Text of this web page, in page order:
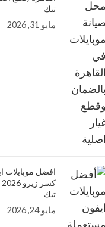
تيك
مايو 31, 2026
افضل موبايلات
تيك
مايو 24, 2026